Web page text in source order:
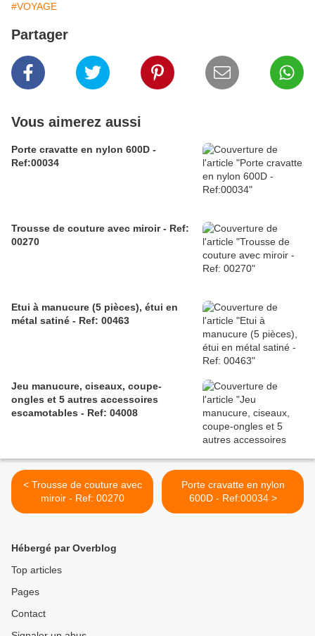
#VOYAGE
Partager
Vous aimerez aussi
Porte cravatte en nylon 600D -
Ref:00034
Trousse de couture avec miroir - Ref:
00270
Etui à manucure (5 pièces), étui en
métal satiné - Ref: 00463
Jeu manucure, ciseaux, coupe-
ongles et 5 autres accessoires
escamotables - Ref: 04008
< Trousse de couture avec
miroir - Ref: 00270
Porte cravatte en nylon
600D - Ref:00034 >
Hébergé par Overblog
Top articles
Pages
Contact